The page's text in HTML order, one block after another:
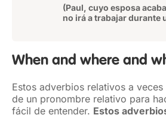
(Paul, cuyo esposa
no irá a trabajar durante
When and where and
Estos adverbios relativos a
de un pronombre relativo para
fácil de entender. Estos